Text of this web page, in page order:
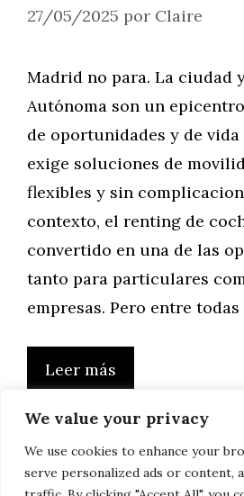
We value your privacy
We use cookies to enhance your
serve personalized ads or content,
27/05/2025 por Claire
Madrid no para. La ciudad
Autónoma son un
de oportunidades y de vida
exige soluciones de
flexibles y sin
contexto, el renting de
convertido en una de las
tanto para particulares
empresas. Pero entre
Leer más
Página
1 Página
2 … Página
15 Siguiente→